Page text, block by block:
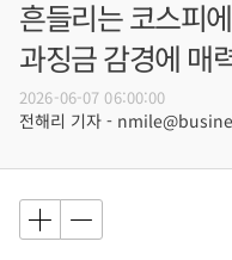
흔들리는 코스피
과징금 감경에 매
2026-06-07 06:00:00
전해리 기자 -